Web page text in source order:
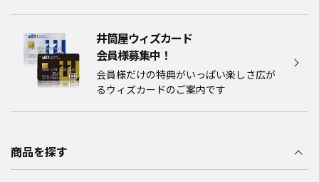
井筒屋ウィズカード
会員様募集中！​​
会員様だけの特典がいっぱい楽しさ広が
るウィズカードのご案内です
商品を探す